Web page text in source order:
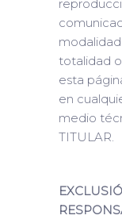
totalidad
esta
en
medio
TITULAR.